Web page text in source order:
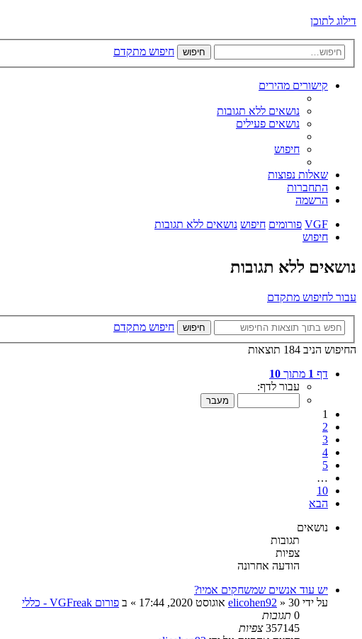
דילוג לתוכן
חיפוש חיפוש מתקדם
קישורים מהירים
נושאים ללא תגובות
נושאים פעילים
חיפוש
שאלות נפוצות
התחברות
הרשמה
VGF פורומים חיפוש נושאים ללא תגובות
חיפוש
נושאים ללא תגובות
עבור לחיפוש מתקדם
חיפוש
חיפוש מתקדם
החיפוש הניב 184 תוצאות
דף 1 מתוך 10
עבור לדף:
1
2
3
4
5
…
10
הבא
נושאים
תגובות
צפיות
הודעה אחרונה
יש עוד אנשים שמשחקים אמיו?
על ידי
elicohen92 » 30 אוגוסט 2020, 17:44 » ב פורום VGFreak - כללי
0 תגובות
357145 צפיות